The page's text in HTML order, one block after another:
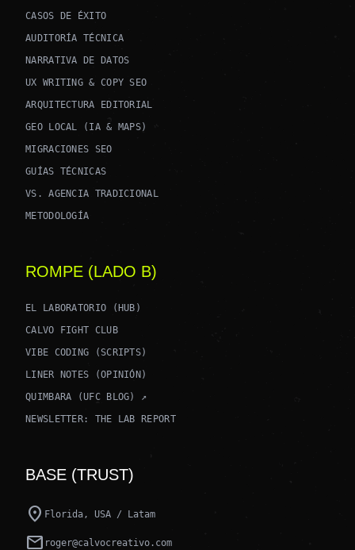
CASOS DE ÉXITO
AUDITORÍA TÉCNICA
NARRATIVA DE DATOS
UX WRITING & COPY SEO
ARQUITECTURA EDITORIAL
GEO LOCAL (IA & MAPS)
MIGRACIONES SEO
GUÍAS TÉCNICAS
VS. AGENCIA TRADICIONAL
METODOLOGÍA
ROMPE (LADO B)
EL LABORATORIO (HUB)
CALVO FIGHT CLUB
VIBE CODING (SCRIPTS)
LINER NOTES (OPINIÓN)
QUIMBARA (UFC BLOG) ↗
NEWSLETTER: THE LAB REPORT
BASE (TRUST)
location_on Florida, USA / Latam
mail roger@calvocreativo.com